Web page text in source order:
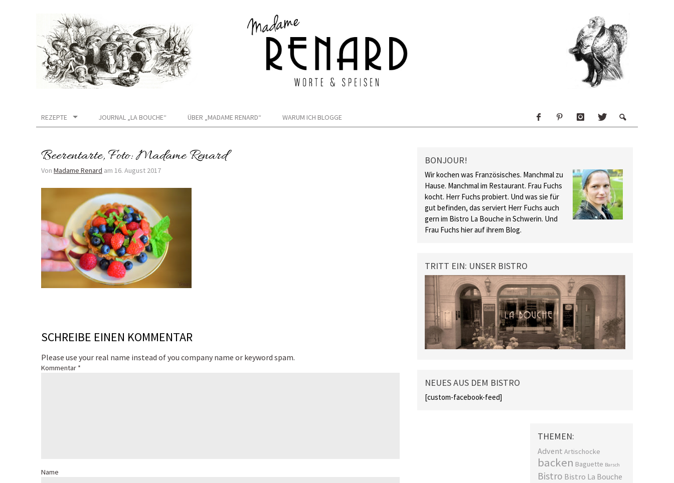
REZEPTE JOURNAL „LA BOUCHE“ ÜBER „MADAME RENARD“ WARUM ICH BLOGGE
Beerentarte, Foto: Madame Renard
Von Madame Renard am 16. August 2017
SCHREIBE EINEN KOMMENTAR
Please use your real name instead of you company name or keyword spam.
Kommentar *
Name
BONJOUR!
Wir kochen was Französisches. Manchmal zu
Hause. Manchmal im Restaurant. Frau Fuchs
kocht. Herr Fuchs probiert. Und was sie für
gut befinden, das serviert Herr Fuchs auch
gern im Bistro La Bouche in Schwerin. Und
Frau Fuchs hier auf ihrem Blog.
TRITT EIN: UNSER BISTRO
NEUES AUS DEM BISTRO
[custom-facebook-feed]
THEMEN:
Advent Artischocke
backen Baguette Barsch
Bistro Bistro La Bouche